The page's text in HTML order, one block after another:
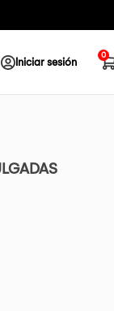
Iniciar sesión
0